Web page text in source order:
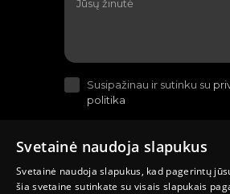
Susipažinau ir sutinku su
politika
Svetainė naudoja slapukus
Svetainė naudoja slapukus, kad pagerintų
šia svetaine sutinkate su visais slapukais